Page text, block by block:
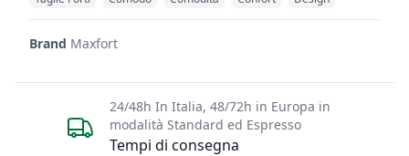
Brand Maxfort
Tempi di consegna
24/48h In Italia, 48/72h in Europa in
modalità Standard ed Espresso